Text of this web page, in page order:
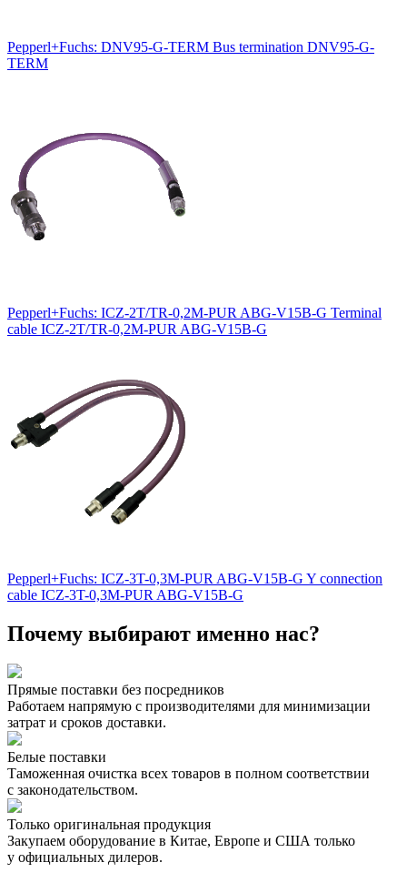
Pepperl+Fuchs: DNV95-G-TERM Bus termination DNV95-G-
TERM
Pepperl+Fuchs: ICZ-2T/TR-0,2M-PUR ABG-V15B-G Terminal
cable ICZ-2T/TR-0,2M-PUR ABG-V15B-G
Pepperl+Fuchs: ICZ-3T-0,3M-PUR ABG-V15B-G Y connection
cable ICZ-3T-0,3M-PUR ABG-V15B-G
Почему выбирают именно нас?
Прямые поставки без посредников
Работаем напрямую с производителями для минимизации
затрат и сроков доставки.
Белые поставки
Таможенная очистка всех товаров в полном соответствии
с законодательством.
Только оригинальная продукция
Закупаем оборудование в Китае, Европе и США только
у официальных дилеров.